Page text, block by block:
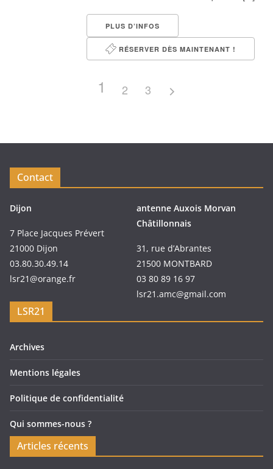
PLUS D’INFOS
RÉSERVER DÈS MAINTENANT !
1 2 3
Contact
Dijon
7 Place Jacques Prévert
21000 Dijon
03.80.30.49.14
lsr21@orange.fr
antenne Auxois Morvan
Châtillonnais
31, rue d’Abrantes
21500 MONTBARD
03 80 89 16 97
lsr21.amc@gmail.com
LSR21
Archives
Mentions légales
Politique de confidentialité
Qui sommes-nous ?
Articles récents